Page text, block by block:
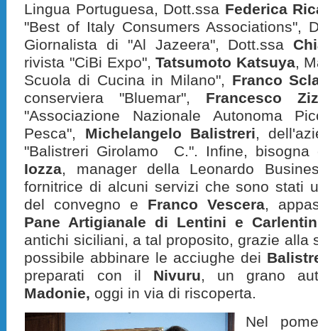
Lingua Portuguesa, Dott.ssa Federica
"Best of Italy Consumers Associations",
Giornalista di "Al Jazeera", Dott.ssa
rivista "CiBi Expo",Tatsumoto Katsuya,
Scuola di Cucina in Milano", Franco
conserviera "Bluemar", Francesco
"Associazione Nazionale Autonoma
Pesca", Michelangelo Balistreri,
"Balistreri Girolamo C.". Infine,
Iozza, manager della Leonardo
fornitrice di alcuni servizi che sono stati
del convegno e Franco Vescera,
Pane Artigianale di Lentini e
antichi siciliani, a tal proposito, grazie alla
possibile abbinare le acciughe dei
preparati con il Nivuru, un grano
Madonie, oggi in via di riscoperta.
Nel